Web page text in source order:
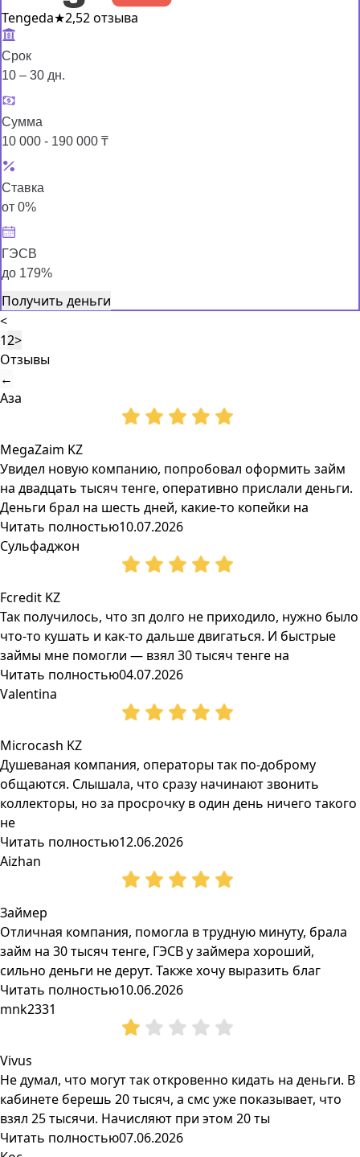
Tengeda★2,52 отзыва
Срок
10 – 30 дн.
Сумма
10 000 - 190 000 ₸
Ставка
от 0%
ГЭСВ
до 179%
Получить деньги
<
12>
Отзывы
←
Аза
MegaZaim KZ
Увидел новую компанию, попробовал оформить займ
на двадцать тысяч тенге, оперативно прислали деньги.
Деньги брал на шесть дней, какие-то копейки на
Читать полностью10.07.2026
Сульфаджон
Fcredit KZ
Так получилось, что зп долго не приходило, нужно было
что-то кушать и как-то дальше двигаться. И быстрые
займы мне помогли — взял 30 тысяч тенге на
Читать полностью04.07.2026
Valentina
Microcash KZ
Душеваная компания, операторы так по-доброму
общаются. Слышала, что сразу начинают звонить
коллекторы, но за просрочку в один день ничего такого
не
Читать полностью12.06.2026
Aizhan
Займер
Отличная компания, помогла в трудную минуту, брала
займ на 30 тысяч тенге, ГЭСВ у займера хороший,
сильно деньги не дерут. Также хочу выразить благ
Читать полностью10.06.2026
mnk2331
Vivus
Не думал, что могут так откровенно кидать на деньги. В
кабинете берешь 20 тысяч, а смс уже показывает, что
взял 25 тысячи. Начисляют при этом 20 ты
Читать полностью07.06.2026